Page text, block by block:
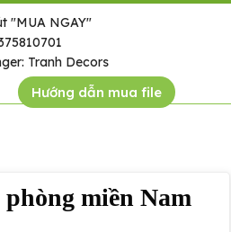
"MUA NGAY"
Tranh Decors
Hướng dẫn mua file
miền Nam